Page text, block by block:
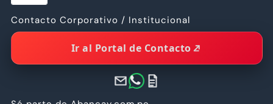
Contacto Corporativo / Institucional
Ir al Portal de Contacto